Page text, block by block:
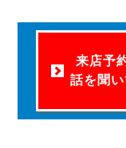
来店予
話を聞